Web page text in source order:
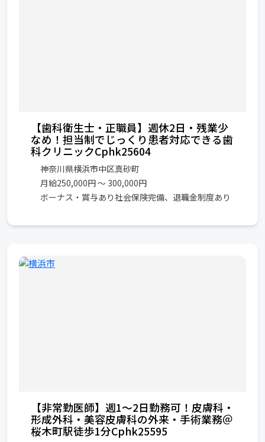
【歯科衛生士・正職員】週休2日・残業少
なめ！担当制でじっくり患者対応できる歯
科クリニックCphk25604
神奈川県横浜市中区真砂町
月給250,000円 〜 300,000円
ボーナス・賞与あり社会保険完備、退職金制度あり
【非常勤医師】週1～2日勤務可！皮膚科・
形成外科・美容皮膚科の外来・手術業務＠
桜木町駅徒歩1分Cphk25595